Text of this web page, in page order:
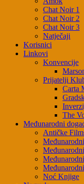
Chat Noir 1
Chat Noir 2
Chat Noir 3
Natječaji
Korisnici
Linkovi
Konvencije
Prijatelji
Carta
The
Međunarodni
Antičke
Noć Knjige